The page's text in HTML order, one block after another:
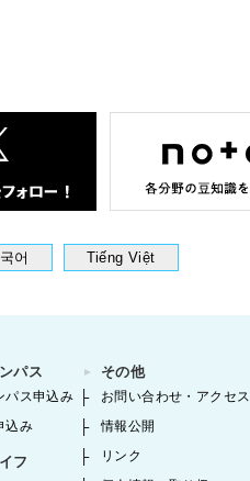
어 Tiếng Việt
パス
パス申込み
込み
フ
その他
お問い合わせ・アクセス
情報公開
リンク